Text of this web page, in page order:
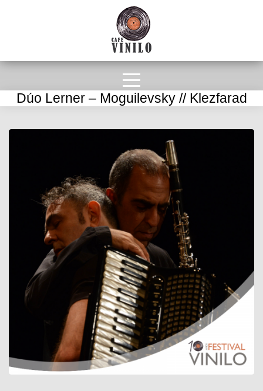
Dúo Lerner – Moguilevsky // Klezfarad